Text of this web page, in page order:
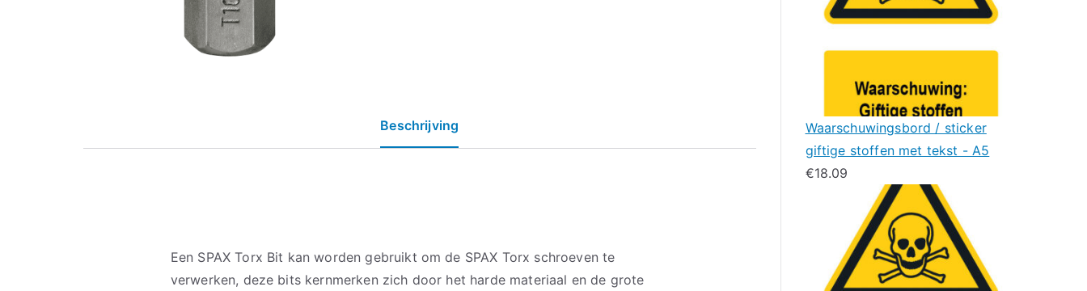
Beschrijving
Een SPAX Torx Bit kan worden gebruikt om de SPAX Torx schroeven te
verwerken, deze bits kernmerken zich door het harde materiaal en de grote
Waarschuwingsbord / sticker
giftige stoffen met tekst - A5
€18.09